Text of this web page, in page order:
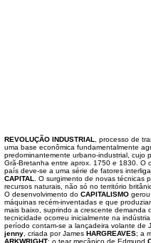
REVOLUÇÃO INDUSTRIAL , processo de
uma base econômica fundamentalmente
predominantemente urbano-industrial, cujo
Grã-Bretanha entre aprox. 1750 e 1830. O
país deve-se a uma série de fatores
CAPITAL . O surgimento de novas técnicas
recursos naturais, não só no território
O desenvolvimento do CAPITALISMO
máquinas recém-inventadas e que
mais baixo, suprindo a crescente demanda
tecnicidade ocorreu inicialmente na
período contam-se a lançadeira volante de
jenny , criada por James HARGREAVES; a
ARKWRIGHT; o tear mecânico de Edmund